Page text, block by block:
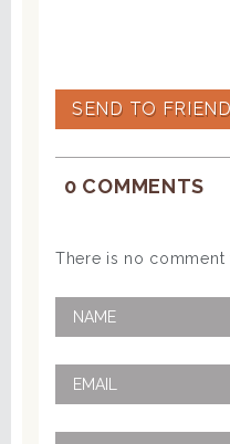
SEND TO FRIEND
0 COMMENTS
There is no comment